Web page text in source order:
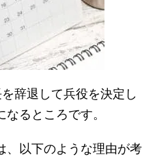
辞退して兵役を決定し
るところです。
、以下のような理由が考